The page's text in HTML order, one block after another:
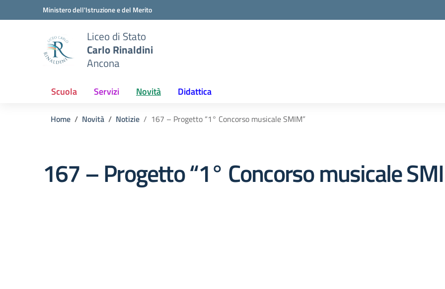
Vai ai contenuti
Vai al menu di navigazioneMinistero dell'Istruzione e del Merito
Liceo di Stato
Carlo Rinaldini
Ancona
Scuola Servizi Novità Didattica
Home Novità Notizie 167 – Progetto “1° Concorso musicale SMIM”
167 – Progetto “1° Concorso musicale